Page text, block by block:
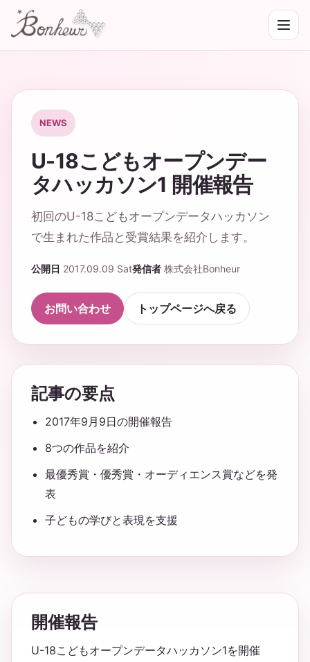
NEWS
U-18こどもオープンデー
タハッカソン1 開催報告
初回のU-18こどもオープンデータハッカソン
で生まれた作品と受賞結果を紹介します。
公開日 2017.09.09 Sat発信者 株式会社Bonheur
お問い合わせ トップページへ戻る
記事の要点
2017年9月9日の開催報告
8つの作品を紹介
最優秀賞・優秀賞・オーディエンス賞などを発
表
子どもの学びと表現を支援
開催報告
U-18こどもオープンデータハッカソン1を開催